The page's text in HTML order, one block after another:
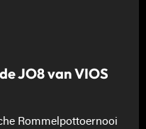
JO8 van VIOS
Rommelpottoernooi